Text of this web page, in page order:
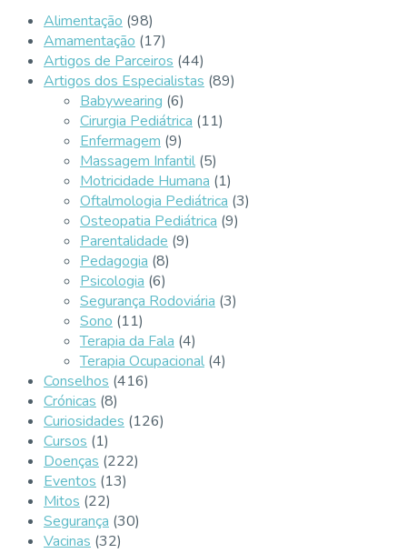
Alimentação (98)
Amamentação (17)
Artigos de Parceiros (44)
Artigos dos Especialistas (89)
Babywearing (6)
Cirurgia Pediátrica (11)
Enfermagem (9)
Massagem Infantil (5)
Motricidade Humana (1)
Oftalmologia Pediátrica (3)
Osteopatia Pediátrica (9)
Parentalidade (9)
Pedagogia (8)
Psicologia (6)
Segurança Rodoviária (3)
Sono (11)
Terapia da Fala (4)
Terapia Ocupacional (4)
Conselhos (416)
Crónicas (8)
Curiosidades (126)
Cursos (1)
Doenças (222)
Eventos (13)
Mitos (22)
Segurança (30)
Vacinas (32)